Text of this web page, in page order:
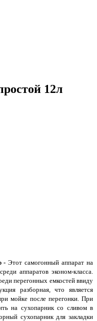
12л
-Этот самогонный аппарат на
аппаратов эконом-класса.
перегонных емкостей ввиду
разборная, что является
мойке после перегонки. При
на сухопарник со сливом в
сухопарник для закладки